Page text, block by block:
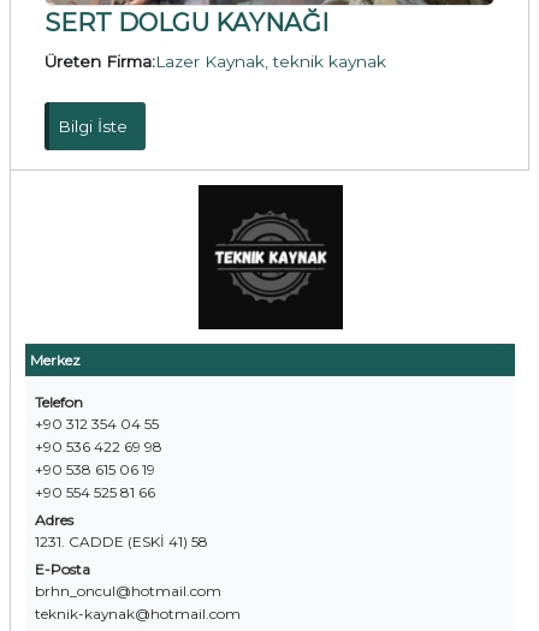
Merkez
Telefon
+90 312 354 04 55
+90 536 422 69 98
+90 538 615 06 19
+90 554 525 81 66
Adres
1231. CADDE (ESKİ 41) 58
E-Posta
brhn_oncul@hotmail.com
teknik-kaynak@hotmail.com
SERT DOLGU KAYNAĞI
Üreten Firma:Lazer Kaynak, teknik kaynak
Bilgi İste